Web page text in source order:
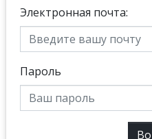
Электронная почта:
Пароль